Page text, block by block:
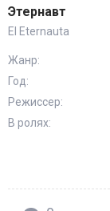
Этернавт
El Eternauta
Жанр:
Год:
Режиссер:
В ролях: